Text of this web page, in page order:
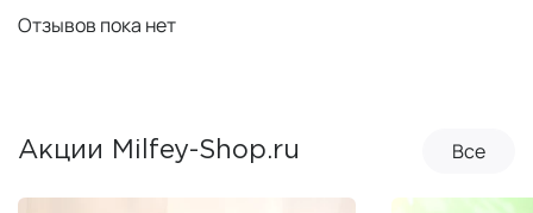
Отзывов пока нет
Акции Milfey-Shop.ru Все